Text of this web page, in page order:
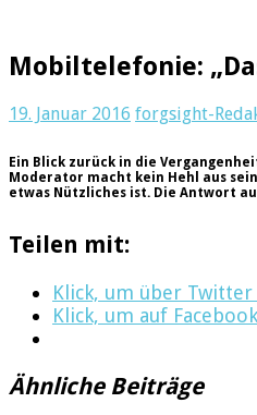
Mobiltelefonie:
19. Januar 2016 forgsight-
Ein Blick zurück in die
Moderator macht kein Hehl aus
etwas Nützliches ist. Die Antwort
Teilen mit:
Klick, um über
Klick, um auf
Ähnliche Beiträge